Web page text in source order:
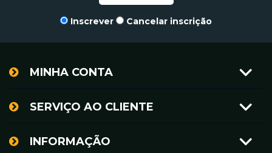
Inscrever Cancelar inscrição
MINHA CONTA
SERVIÇO AO CLIENTE
INFORMAÇÃO